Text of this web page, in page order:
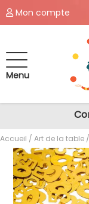
Mon compte
Menu
Accueil / Art de la table